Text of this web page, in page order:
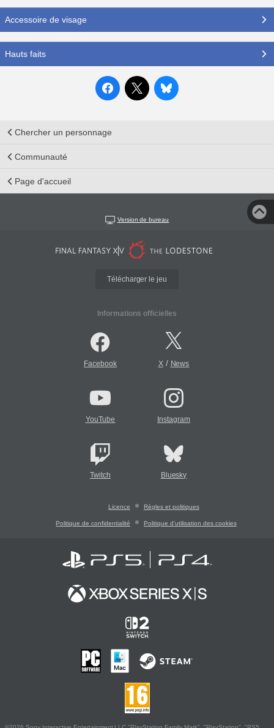
Accessoire de visage
Hauts faits
Chercher un personnage
Communauté
Page d'accueil
Version de bureau
Télécharger le jeu
Informations officielles
Facebook X/ News
YouTube Instagram
Twitch Bluesky
Licence Règles et politiques
Politique de confidentialité Politique d'utilisation des cookies